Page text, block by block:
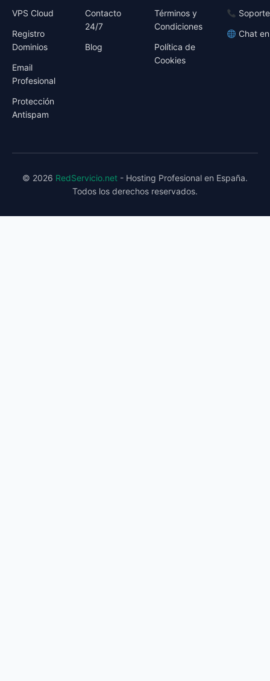
VPS Cloud
Registro
Dominios
Email
Profesional
Protección
Antispam
Contacto
24/7
Blog
Términos y
Condiciones
Política de
Cookies
Chat
© 2026 RedServicio.net - Hosting Profesional en España.
Todos los derechos reservados.